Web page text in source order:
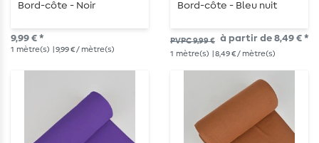
Bord-côte - Noir
9,99 € *
1 mètre(s) | 9,99 € / mètre(s)
Bord-côte - Bleu nuit
PVPC 9,99 € à partir de 8,49 € *
1 mètre(s) | 8,49 € / mètre(s)